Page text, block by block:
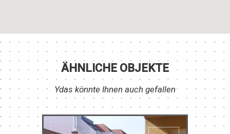
ÄHNLICHE OBJEKTE
Ydas könnte Ihnen auch gefallen